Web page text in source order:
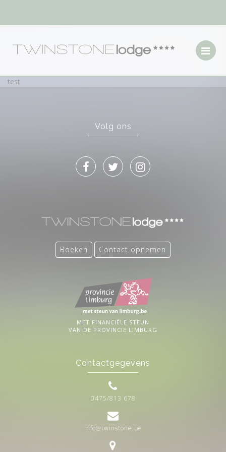
test
Volg ons
Boeken Contact opnemen
MET FINANCIËLE STEUN
VAN DE PROVINCIE LIMBURG
Contactgegevens
0475/813 678
info@twinstone.be